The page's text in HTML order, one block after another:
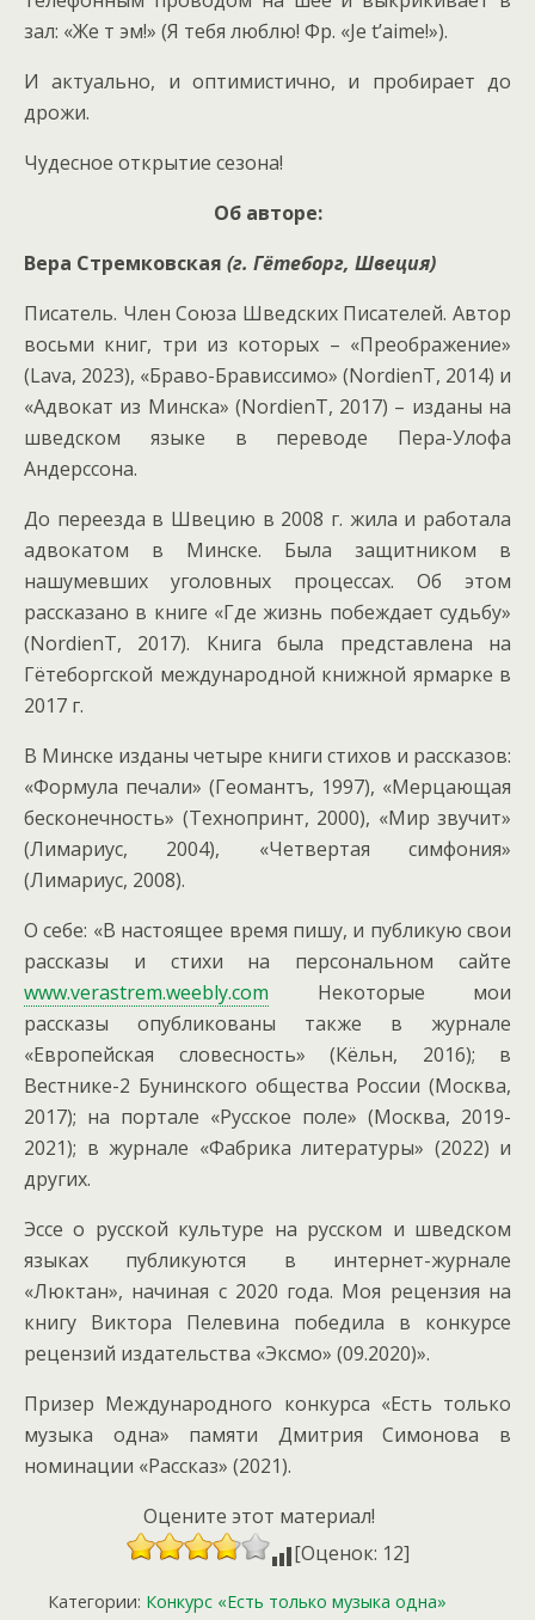
зал: «Же т эм!» (Я тебя люблю! Фр. «Je t’aime!»).
И актуально, и оптимистично, и пробирает до
дрожи.
Чудесное открытие сезона!
Об авторе:
Вера Стремковская (г. Гётеборг, Швеция)
Писатель. Член Союза Шведских Писателей. Автор
восьми книг, три из которых – «Преображение»
(Lava, 2023), «Браво-Брависсимо» (NordienT, 2014) и
«Адвокат из Минска» (NordienT, 2017) – изданы на
шведском языке в переводе Пера-Улофа
Андерссона.
До переезда в Швецию в 2008 г. жила и работала
адвокатом в Минске. Была защитником в
нашумевших уголовных процессах. Об этом
рассказано в книге «Где жизнь побеждает судьбу»
(NordienT, 2017). Книга была представлена на
Гётеборгской международной книжной ярмарке в
2017 г.
В Минске изданы четыре книги стихов и рассказов:
«Формула печали» (Геомантъ, 1997), «Мерцающая
бесконечность» (Технопринт, 2000), «Мир звучит»
(Лимариус, 2004), «Четвертая симфония»
(Лимариус, 2008).
О себе: «В настоящее время пишу, и публикую свои
рассказы и стихи на персональном сайте
www.verastrem.weebly.com Некоторые мои
рассказы опубликованы также в журнале
«Европейская словесность» (Кёльн, 2016); в
Вестнике-2 Бунинского общества России (Москва,
2017); на портале «Русское поле» (Москва, 2019-
2021); в журнале «Фабрика литературы» (2022) и
других.
Эссе о русской культуре на русском и шведском
языках публикуются в интернет-журнале
«Люктан», начиная с 2020 года. Моя рецензия на
книгу Виктора Пелевина победила в конкурсе
рецензий издательства «Эксмо» (09.2020)».
Призер Международного конкурса «Есть только
музыка одна» памяти Дмитрия Симонова в
номинации «Рассказ» (2021).
Оцените этот материал!
[Оценок: 12]
Категории: Конкурс «Есть только музыка одна»